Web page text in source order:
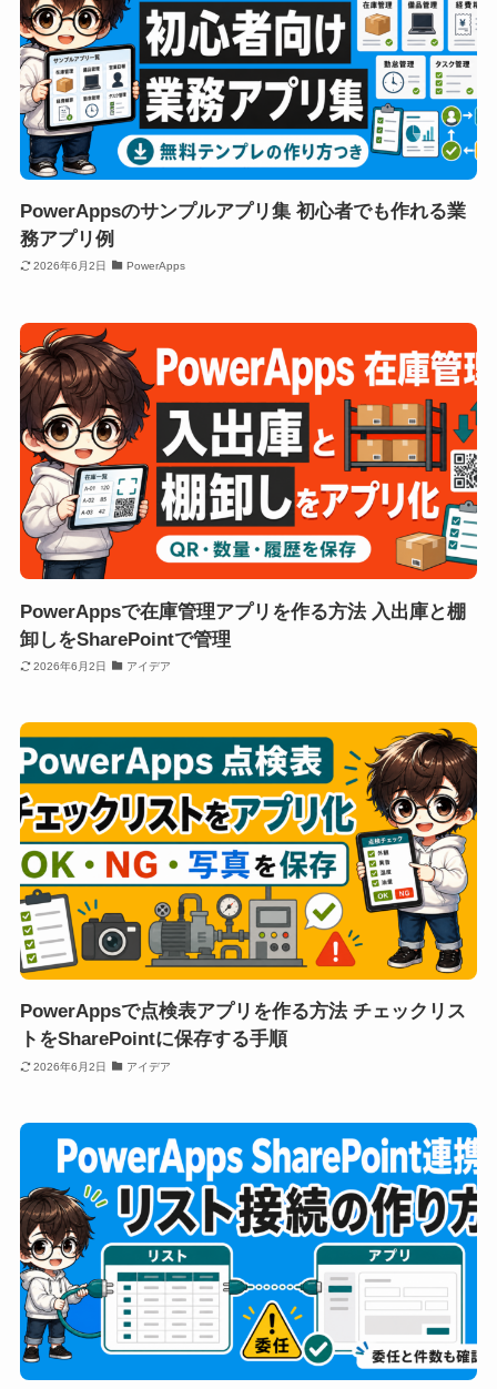
PowerAppsのサンプルアプリ集 初心者でも作れる業
務アプリ例
2026年6月2日 PowerApps
PowerAppsで在庫管理アプリを作る方法 入出庫と棚
卸しをSharePointで管理
2026年6月2日 アイデア
PowerAppsで点検表アプリを作る方法 チェックリス
トをSharePointに保存する手順
2026年6月2日 アイデア